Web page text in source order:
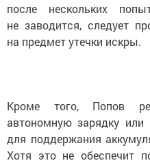
после нескольких
не заводится, следует
на предмет утечки искры.
Кроме того, Попов
автономную зарядку или
для поддержания
Хотя это не обеспечит